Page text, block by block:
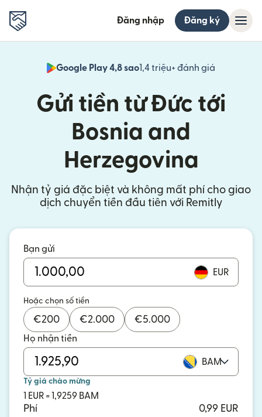
Đăng nhập Đăng ký
Google Play 4,8 sao1,4 triệu+ đánh giá
Gửi tiền từ Đức tới
Bosnia and
Herzegovina
Nhận tỷ giá đặc biệt và không mất phí cho giao
dịch chuyển tiền đầu tiên với Remitly
Bạn gửi
EUR
Hoặc chọn số tiền
€200 €2.000 €5.000
Họ nhận tiền
BAM
Tỷ giá chào mừng
1 EUR = 1,9259 BAM
Phí
0,99 EUR